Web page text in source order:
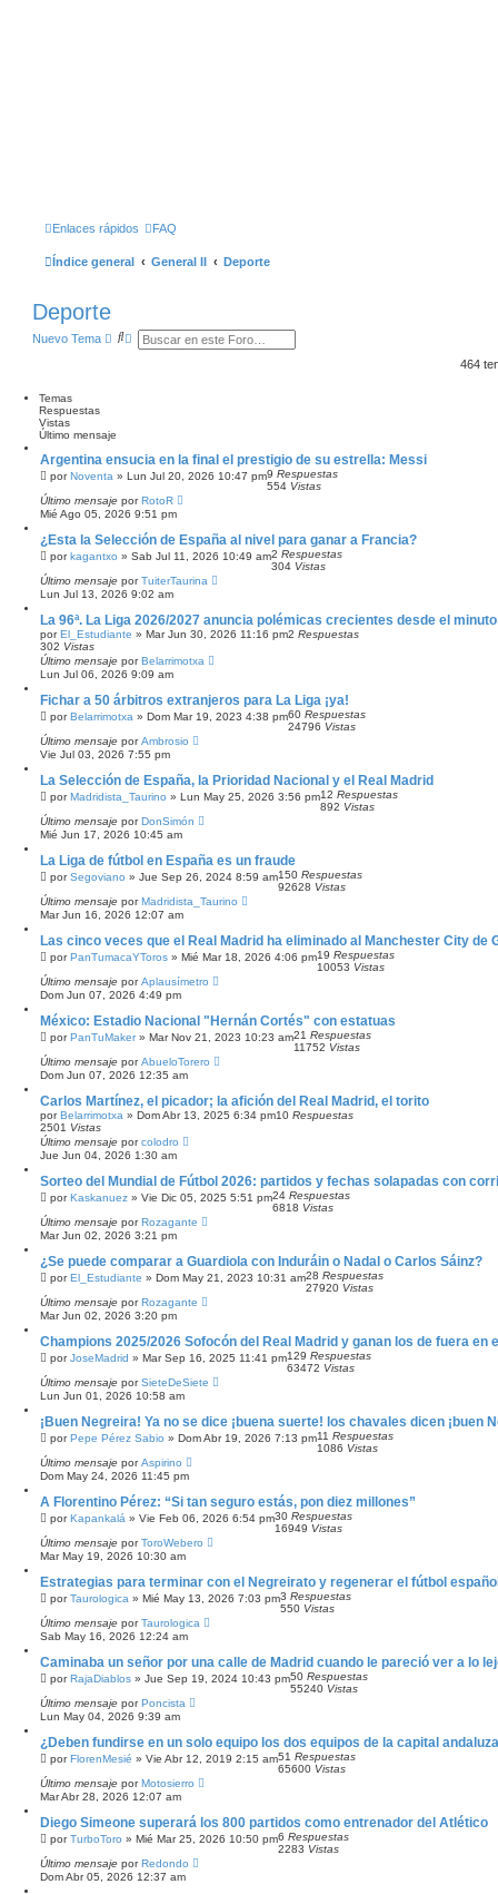
Enlaces rápidos FAQ
Índice general General II Deporte
Deporte
Nuevo Tema
B B
V
A
N
A
D
A
464
Temas
Respuestas
Vistas
Último mensaje
Argentina ensucia en la final el prestigio de su estrella: Messi
porNoventa » Lun Jul 20, 2026 10:47 pm9 Respuestas
554 Vistas
Último mensaje porRotoR
Mié Ago 05, 2026 9:51 pm
¿Esta la Selección de España al nivel para ganar a Francia?
porkagantxo » Sab Jul 11, 2026 10:49 am2 Respuestas
304 Vistas
Último mensaje porTuiterTaurina
Lun Jul 13, 2026 9:02 am
La 96ª. La Liga 2026/2027 anuncia polémicas crecientes desde el
porEl_Estudiante » Mar Jun 30, 2026 11:16 pm2 Respuestas
302 Vistas
Último mensaje porBelarrimotxa
Lun Jul 06, 2026 9:09 am
Fichar a 50 árbitros extranjeros para La Liga ¡ya!
porBelarrimotxa » Dom Mar 19, 2023 4:38 pm60 Respuestas
24796 Vistas
Último mensaje porAmbrosio
Vie Jul 03, 2026 7:55 pm
La Selección de España, la Prioridad Nacional y el Real Madrid
porMadridista_Taurino » Lun May 25, 2026 3:56 pm12 Respuestas
892 Vistas
Último mensaje porDonSimón
Mié Jun 17, 2026 10:45 am
La Liga de fútbol en España es un fraude
porSegoviano » Jue Sep 26, 2024 8:59 am150 Respuestas
92628 Vistas
Último mensaje porMadridista_Taurino
Mar Jun 16, 2026 12:07 am
Las cinco veces que el Real Madrid ha eliminado al Manchester City de
porPanTumacaYToros » Mié Mar 18, 2026 4:06 pm19 Respuestas
10053 Vistas
Último mensaje porAplausímetro
Dom Jun 07, 2026 4:49 pm
México: Estadio Nacional "Hernán Cortés" con estatuas
porPanTuMaker» Mar Nov 21, 2023 10:23 am21 Respuestas
11752 Vistas
Último mensaje porAbueloTorero
Dom Jun 07, 2026 12:35 am
Carlos Martínez, el picador; la afición del Real Madrid, el torito
porBelarrimotxa » Dom Abr 13, 2025 6:34 pm10 Respuestas
2501 Vistas
Último mensaje porcolodro
Jue Jun 04, 2026 1:30 am
Sorteo del Mundial de Fútbol 2026: partidos y fechas solapadas con
porKaskanuez » Vie Dic 05, 2025 5:51 pm24 Respuestas
6818 Vistas
Último mensaje porRozagante
Mar Jun 02, 2026 3:21 pm
¿Se puede comparar a Guardiola con Induráin o Nadal o Carlos Sáinz?
porEl_Estudiante » Dom May 21, 2023 10:31 am28 Respuestas
27920 Vistas
Último mensaje porRozagante
Mar Jun 02, 2026 3:20 pm
Champions 2025/2026 Sofocón del Real Madrid y ganan los de fuera en
porJoseMadrid » Mar Sep 16, 2025 11:41 pm129 Respuestas
63472 Vistas
Último mensaje porSieteDeSiete
Lun Jun 01, 2026 10:58 am
¡Buen Negreira! Ya no se dice ¡buena suerte! los chavales dicen ¡buen
porPepe Pérez Sabio » Dom Abr 19, 2026 7:13 pm11 Respuestas
1086 Vistas
Último mensaje porAspirino
Dom May 24, 2026 11:45 pm
A Florentino Pérez: “Si tan seguro estás, pon diez millones”
porKapankalá » Vie Feb 06, 2026 6:54 pm30 Respuestas
16949 Vistas
Último mensaje porToroWebero
Mar May 19, 2026 10:30 am
Estrategias para terminar con el Negreirato y regenerar el fútbol
porTaurologica » Mié May 13, 2026 7:03 pm3 Respuestas
550 Vistas
Último mensaje porTaurologica
Sab May 16, 2026 12:24 am
Caminaba un señor por una calle de Madrid cuando le pareció ver a lo
porRajaDiablos » Jue Sep 19, 2024 10:43 pm50 Respuestas
55240 Vistas
Último mensaje porPoncista
Lun May 04, 2026 9:39 am
¿Deben fundirse en un solo equipo los dos equipos de la capital
porFlorenMesié » Vie Abr 12, 2019 2:15 am51 Respuestas
65600 Vistas
Último mensaje porMotosierro
Mar Abr 28, 2026 12:07 am
Diego Simeone superará los 800 partidos como entrenador del Atlético
porTurboToro » Mié Mar 25, 2026 10:50 pm6 Respuestas
2283 Vistas
Último mensaje porRedondo
Dom Abr 05, 2026 12:37 am